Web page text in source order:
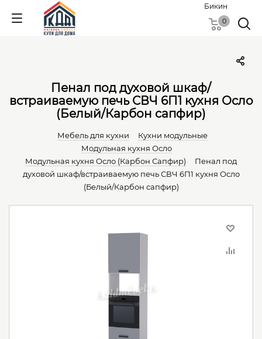
Бикин
0
Пенал под духовой шкаф/
встраиваемую печь СВЧ 6П1 кухня Осло
(Белый/Карбон сапфир)
Мебель для кухни
Кухни модульные
Модульная кухня Осло
Модульная кухня Осло (Карбон Сапфир)
Пенал под
духовой шкаф/встраиваемую печь СВЧ 6П1 кухня Осло
(Белый/Карбон сапфир)